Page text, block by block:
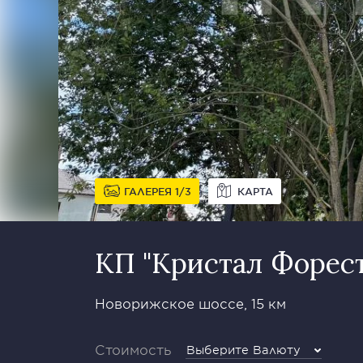
ГАЛЕРЕЯ 1 3 КАРТА
КП "Кристал
Новорижское шоссе, 15 км
Стоимость Выберите Валюту